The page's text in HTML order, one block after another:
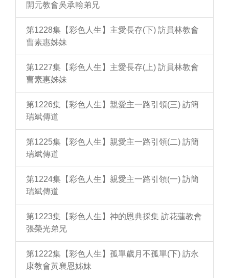
開元教會吳承翰弟兄
第1228集【彩色人生】主愛長存(下) 訪員林教會
曹素惠姊妹
第1227集【彩色人生】主愛長存(上) 訪員林教會
曹素惠姊妹
第1226集【彩色人生】親愛主一路引領(三) 訪簡
瑞斌傳道
第1225集【彩色人生】親愛主一路引領(二) 訪簡
瑞斌傳道
第1224集【彩色人生】親愛主一路引領(一) 訪簡
瑞斌傳道
第1223集【彩色人生】神的恩典採集 訪花蓮教會
張榮光弟兄
第1222集【彩色人生】孤單歲月不孤單(下) 訪永
康教會黃襄恩姊妹